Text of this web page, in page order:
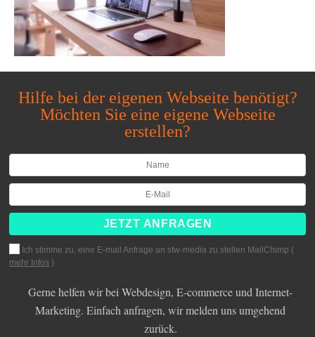
Hilfe bei der eigenen Webseite benötigt?
Möchten Sie eine eigene Webseite
erstellen?
Ich stimme zu, eine E-mail Anfrage an sfw-media zu stellen MailChimp (
mehr Infos )
Gerne helfen wir bei Webdesign, E-commerce und Internet-
Marketing. Einfach anfragen, wir melden uns umgehend
zurück.